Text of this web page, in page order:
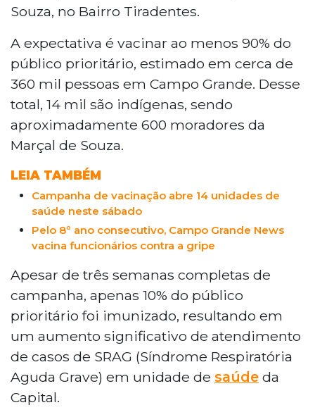
Souza, no Bairro Tiradentes.
A expectativa é vacinar ao menos 90% do
público prioritário, estimado em cerca de
360 mil pessoas em Campo Grande. Desse
total, 14 mil são indígenas, sendo
aproximadamente 600 moradores da
Marçal de Souza.
LEIA TAMBÉM
Campanha de vacinação abre 14 unidades de
saúde neste sábado
Pelo 8º ano consecutivo, Campo Grande News
vacina funcionários contra a gripe
Apesar de três semanas completas de
campanha, apenas 10% do público
prioritário foi imunizado, resultando em
um aumento significativo de atendimento
de casos de SRAG (Síndrome Respiratória
Aguda Grave) em unidade de saúde da
Capital.